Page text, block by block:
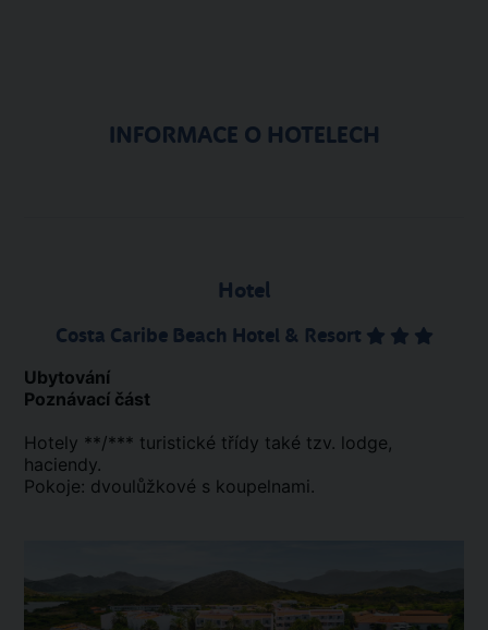
INFORMACE O HOTELECH
Hotel
Costa Caribe Beach Hotel & Resort
Ubytování
Poznávací část
Hotely **/*** turistické třídy také tzv. lodge,
haciendy.
Pokoje: dvoulůžkové s koupelnami.